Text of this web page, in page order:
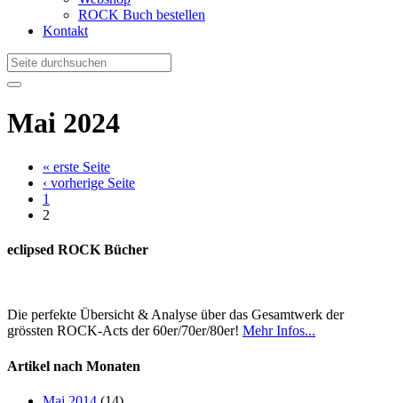
ROCK Buch bestellen
Kontakt
Mai 2024
« erste Seite
‹ vorherige Seite
1
2
eclipsed ROCK Bücher
Die perfekte Übersicht & Analyse über das Gesamtwerk der
grössten ROCK-Acts der 60er/70er/80er! Mehr Infos...
Artikel nach Monaten